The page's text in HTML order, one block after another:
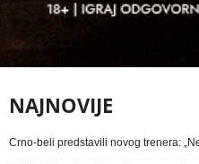
NAJNOVIJE
Crno-beli predstavili novog trenera: